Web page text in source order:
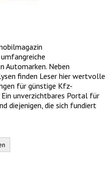
Automarken. Neben
finden Leser hier wertvolle
für günstige Kfz-
Ein unverzichtbares Portal für
diejenigen, die sich fundiert